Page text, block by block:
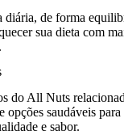
diária, de forma
sua dieta com
do All Nuts
e opções saudáveis
e sabor.